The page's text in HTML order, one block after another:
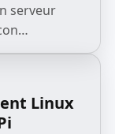
serveur
Linux